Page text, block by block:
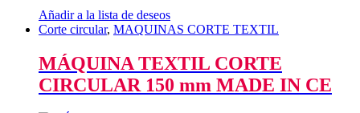
Añadir a la lista de deseos
Corte circular, MAQUINAS CORTE TEXTIL
MÁQUINA TEXTIL CORTE
CIRCULAR 150 mm MADE IN CE